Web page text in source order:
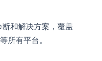
和解决方案，覆盖
所有平台。